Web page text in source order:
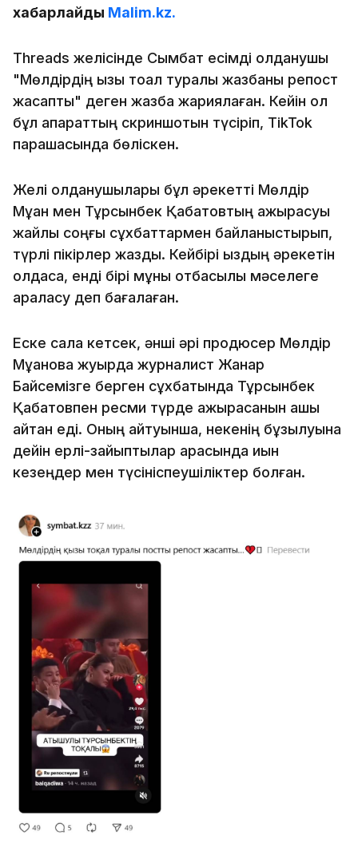
хабарлайды Malim.kz.
Threads желісінде Сымбат есімді қолданушы
"Мөлдірдің қызы тоқал туралы жазбаны репост
жасапты" деген жазба жариялаған. Кейін ол
бұл ақпараттың скриншотын түсіріп, TikTok
парақшасында бөліскен.
Желі қолданушылары бұл әрекетті Мөлдір
Мұқан мен Тұрсынбек Қабатовтың ажырасуы
жайлы соңғы сұхбаттармен байланыстырып,
түрлі пікірлер жазды. Кейбірі қыздың әрекетін
қолдаса, енді бірі мұны отбасылық мәселеге
араласу деп бағалаған.
Еске сала кетсек, әнші әрі продюсер Мөлдір
Мұқанова жуырда журналист Жанар
Байсемізге берген сұхбатында Тұрсынбек
Қабатовпен ресми түрде ажырасқанын ашық
айтқан еді. Оның айтуынша, некенің бұзылуына
дейін ерлі-зайыптылар арасында қиын
кезеңдер мен түсініспеушіліктер болған.